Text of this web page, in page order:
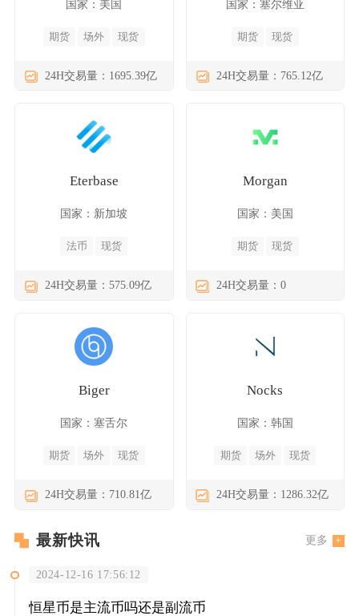
国家：美国
期货 场外 现货
24H交易量：1695.39亿
国家：塞尔维亚
期货 现货
24H交易量：765.12亿
Eterbase
国家：新加坡
法币 现货
24H交易量：575.09亿
Morgan
国家：美国
期货 现货
24H交易量：0
Biger
国家：塞舌尔
期货 场外 现货
24H交易量：710.81亿
Nocks
国家：韩国
期货 场外 现货
24H交易量：1286.32亿
最新快讯 更多
2024-12-16 17:56:12
恒星币是主流币吗还是副流币